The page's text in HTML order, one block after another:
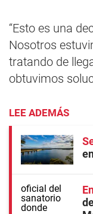
“Esto es una
Nosotros
tratando de
obtuvimos
LEE ADEMÁS